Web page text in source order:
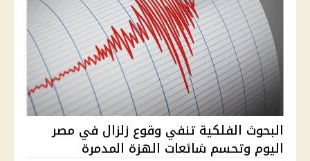
البحوث الفلكية تنفي وقوع زلزال في مصر
اليوم وتحسم شائعات الهزة المدمرة